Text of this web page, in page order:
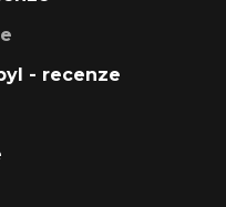
- recenze